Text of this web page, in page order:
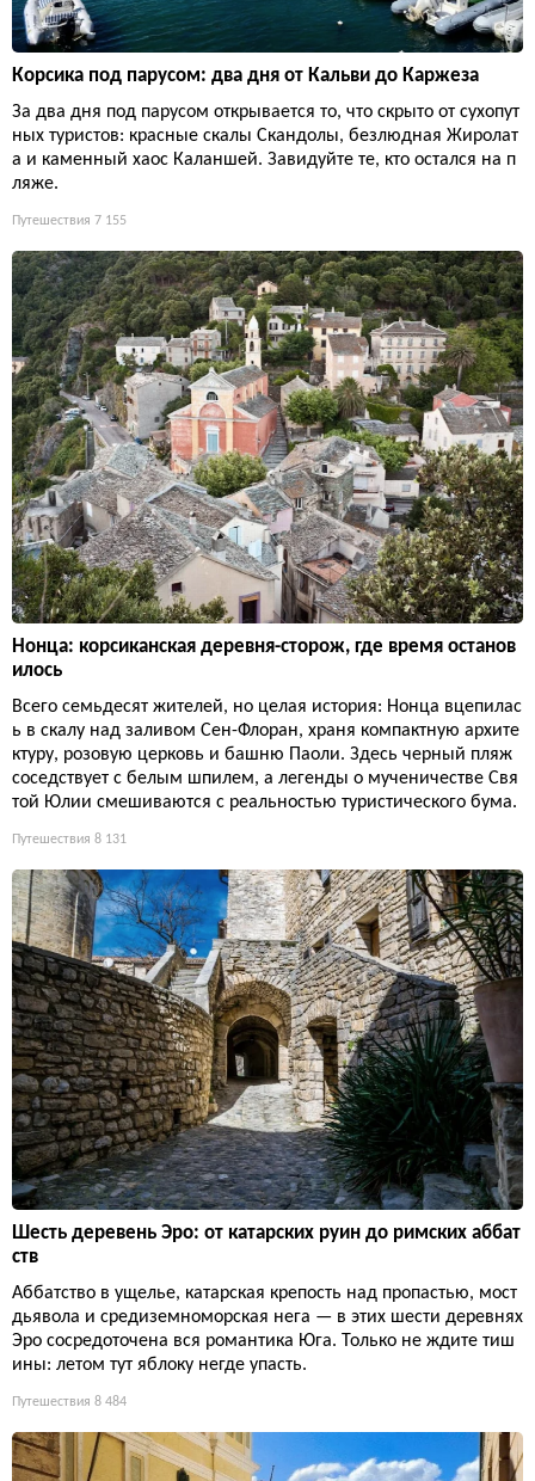
Корсика под парусом: два дня от Кальви до Каржеза
За два дня под парусом открывается то, что скрыто от сухопут
ных туристов: красные скалы Скандолы, безлюдная Жиролат
а и каменный хаос Каланшей. Завидуйте те, кто остался на п
ляже.
Путешествия 7 155
Нонца: корсиканская деревня-сторож, где время останов
илось
Всего семьдесят жителей, но целая история: Нонца вцепилас
ь в скалу над заливом Сен-Флоран, храня компактную архите
ктуру, розовую церковь и башню Паоли. Здесь черный пляж
соседствует с белым шпилем, а легенды о мученичестве Свя
той Юлии смешиваются с реальностью туристического бума.
Путешествия 8 131
Шесть деревень Эро: от катарских руин до римских аббат
ств
Аббатство в ущелье, катарская крепость над пропастью, мост
дьявола и средиземноморская нега — в этих шести деревнях
Эро сосредоточена вся романтика Юга. Только не ждите тиш
ины: летом тут яблоку негде упасть.
Путешествия 8 484